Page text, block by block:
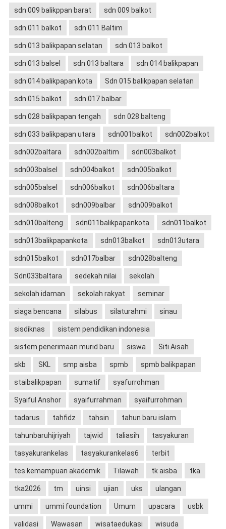
sdn 009 balikppan barat sdn 009 balkot
sdn 011 balkot sdn 011 Baltim
sdn 013 balikpapan selatan sdn 013 balkot
sdn 013 balsel sdn 013 baltara sdn 014 balikpapan
sdn 014 balikpapan kota Sdn 015 balikpapan selatan
sdn 015 balkot sdn 017 balbar
sdn 028 balikpapan tengah sdn 028 balteng
sdn 033 balikpapan utara sdn001balkot sdn002balkot
sdn002baltara sdn002baltim sdn003balkot
sdn003balsel sdn004balkot sdn005balkot
sdn005balsel sdn006balkot sdn006baltara
sdn008balkot sdn009balbar sdn009balkot
sdn010balteng sdn011balikpapankota sdn011balkot
sdn013balikpapankota sdn013balkot sdn013utara
sdn015balkot sdn017balbar sdn028balteng
Sdn033baltara sedekah nilai sekolah
sekolah idaman sekolah rakyat seminar
siaga bencana silabus silaturahmi sinau
sisdiknas sistem pendidikan indonesia
sistem penerimaan murid baru siswa Siti Aisah
skb SKL smp aisba spmb spmb balikpapan
staibalikpapan sumatif syafurrohman
Syaiful Anshor syaifurrahman syaifurrohman
tadarus tahfidz tahsin tahun baru islam
tahunbaruhijriyah tajwid taliasih tasyakuran
tasyakurankelas tasyakurankelas6 terbit
tes kemampuan akademik Tilawah tk aisba tka
tka2026 tm uinsi ujian uks ulangan
ummi ummi foundation Umum upacara usbk
validasi Wawasan wisataedukasi wisuda